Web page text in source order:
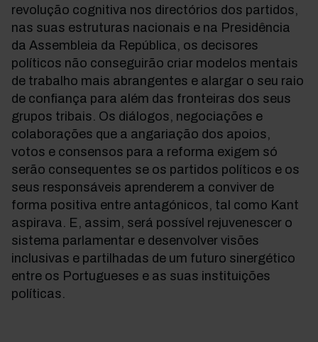
revolução cognitiva nos directórios dos partidos,
nas suas estruturas nacionais e na Presidência
da Assembleia da República, os decisores
políticos não conseguirão criar modelos mentais
de trabalho mais abrangentes e alargar o seu raio
de confiança para além das fronteiras dos seus
grupos tribais. Os diálogos, negociações e
colaborações que a angariação dos apoios,
votos e consensos para a reforma exigem só
serão consequentes se os partidos políticos e os
seus responsáveis aprenderem a conviver de
forma positiva entre antagónicos, tal como Kant
aspirava. E, assim, será possível rejuvenescer o
sistema parlamentar e desenvolver visões
inclusivas e partilhadas de um futuro sinergético
entre os Portugueses e as suas instituições
políticas.